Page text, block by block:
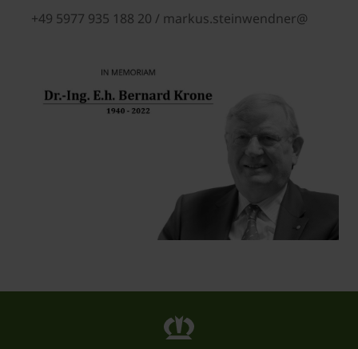
+49 5977 935 188 20 / markus.steinwendner@